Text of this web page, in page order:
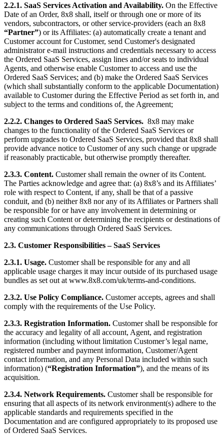
2.2.1. SaaS Services Activation and Availability. On the Effective
Date of an Order, 8x8 shall, itself or through one or more of its
vendors, subcontractors, or other service-providers (each an 8x8
“Partner”) or its Affiliates: (a) automatically create a tenant and
Customer account for Customer, send Customer's designated
administrator e-mail instructions and credentials necessary to access
the Ordered SaaS Services, assign lines and/or seats to individual
Agents, and otherwise enable Customer to access and use the
Ordered SaaS Services; and (b) make the Ordered SaaS Services
(which shall substantially conform to the applicable Documentation)
available to Customer during the Effective Period as set forth in, and
subject to the terms and conditions of, the Agreement;
2.2.2. Changes to Ordered SaaS Services. 8x8 may make
changes to the functionality of the Ordered SaaS Services or
perform upgrades to Ordered SaaS Services, provided that 8x8 shall
provide advance notice to Customer of any such change or upgrade
if reasonably practicable, but otherwise promptly thereafter.
2.3.3. Content. Customer shall remain the owner of its Content.
The Parties acknowledge and agree that: (a) 8x8’s and its Affiliates’
role with respect to Content, if any, shall be that of a passive
conduit, and (b) neither 8x8 nor any of its Affiliates or Partners shall
be responsible for or have any involvement in determining or
creating such Content or determining the recipients or destinations of
any communications through Ordered SaaS Services.
2.3. Customer Responsibilities – SaaS Services
2.3.1. Usage. Customer shall be responsible for any and all
applicable usage charges it may incur outside of its purchased usage
bundles as set out at www.8x8.com/uk/terms-and-conditions.
2.3.2. Use Policy Compliance. Customer accepts, agrees and shall
comply with the requirements of the Use Policy.
2.3.3. Registration Information. Customer shall be responsible for
the accuracy and legality of all account, Agent, and registration
information (including without limitation Customer’s legal name,
registered number and payment information, Customer/Agent
contact information, and any Personal Data included within such
information) (“Registration Information”), and the means of its
acquisition.
2.3.4. Network Requirements. Customer shall be responsible for
ensuring that all aspects of its network environment(s) adhere to the
applicable standards and requirements specified in the
Documentation and are configured appropriately to its proposed use
of Ordered SaaS Services.